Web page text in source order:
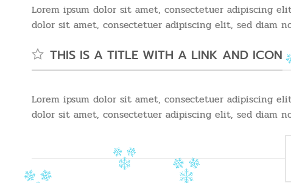
Lorem ipsum dolor sit amet, consectetuer adipiscing
dolor sit amet, consectetuer adipiscing elit, sed diam
THIS IS A TITLE WITH A LINK AND ICON
Lorem ipsum dolor sit amet, consectetuer adipiscing
dolor sit amet, consectetuer adipiscing elit, sed diam